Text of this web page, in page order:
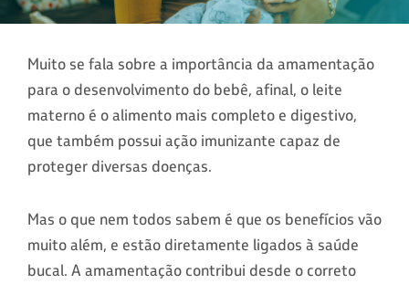
Muito se fala sobre a importância da amamentação
para o desenvolvimento do bebê, afinal, o leite
materno é o alimento mais completo e digestivo,
que também possui ação imunizante capaz de
proteger diversas doenças.
Mas o que nem todos sabem é que os benefícios vão
muito além, e estão diretamente ligados à saúde
bucal. A amamentação contribui desde o correto